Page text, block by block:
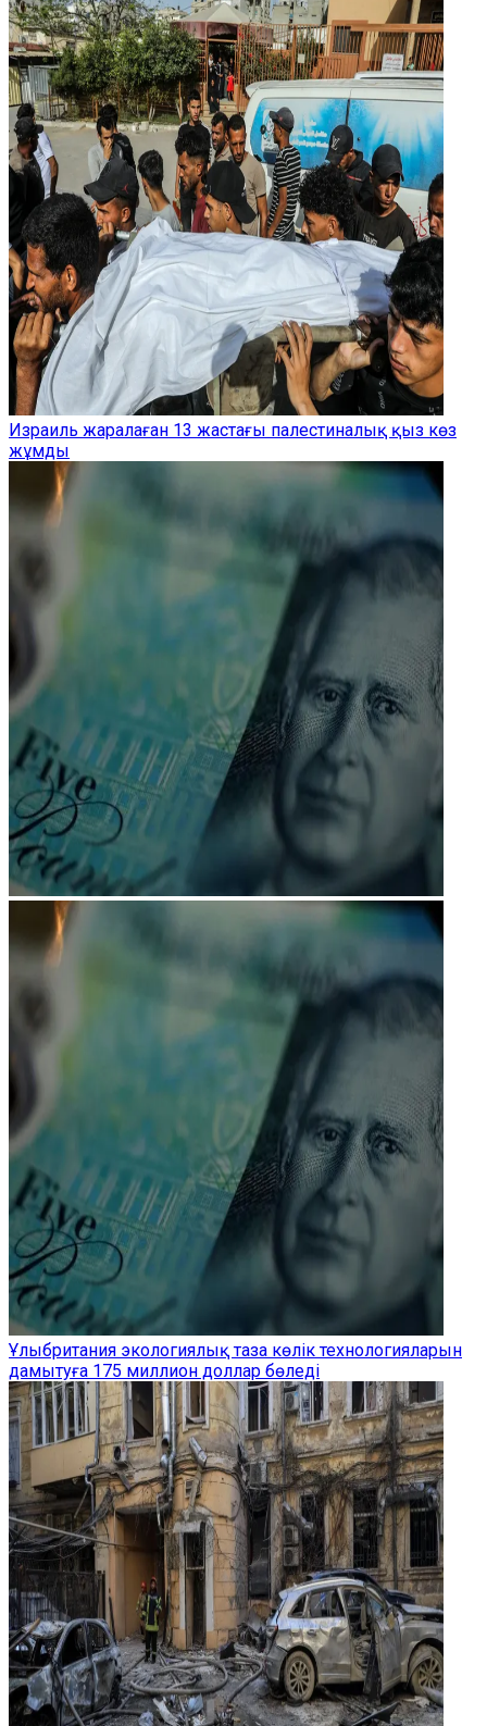
Израиль жаралаған 13 жастағы палестиналық қыз көз
жұмды
Ұлыбритания экологиялық таза көлік технологияларын
дамытуға 175 миллион доллар бөледі